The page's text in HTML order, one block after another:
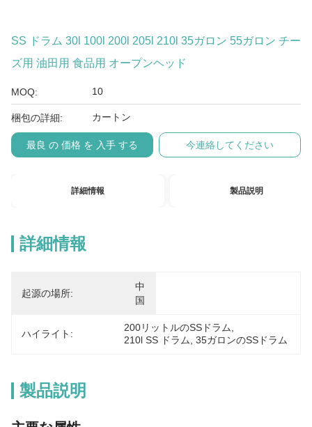
SS ドラム 30l 100l 200l 205l 210l 35ガロン 55ガロン チー
ズ用 油田用 食品用 オープンヘッド
MOQ: 10
梱包の詳細: カートン
最良 の 価格 を 入手 する 今連絡してください
詳細情報 製品説明
詳細情報
起源の場所:
中
国
ハイライト:
200リットルのSSドラム
210l SS ドラム
, 35ガロンのSSドラム
製品説明